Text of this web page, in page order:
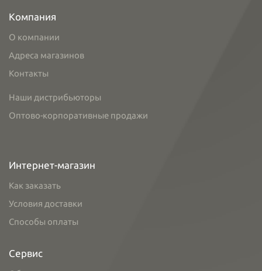
Компания
О компании
Адреса магазинов
Контакты
Наши дистрибьюторы
Оптово-корпоративные продажи
Интернет-магазин
Как заказать
Условия доставки
Способы оплаты
Сервис